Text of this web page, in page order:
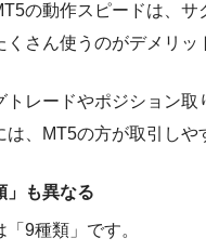
の動作スピードは、サ
さん使うのがデメリッ
トレードやポジション取
は、MT5の方が取引しや
」も異なる
9種類」です。